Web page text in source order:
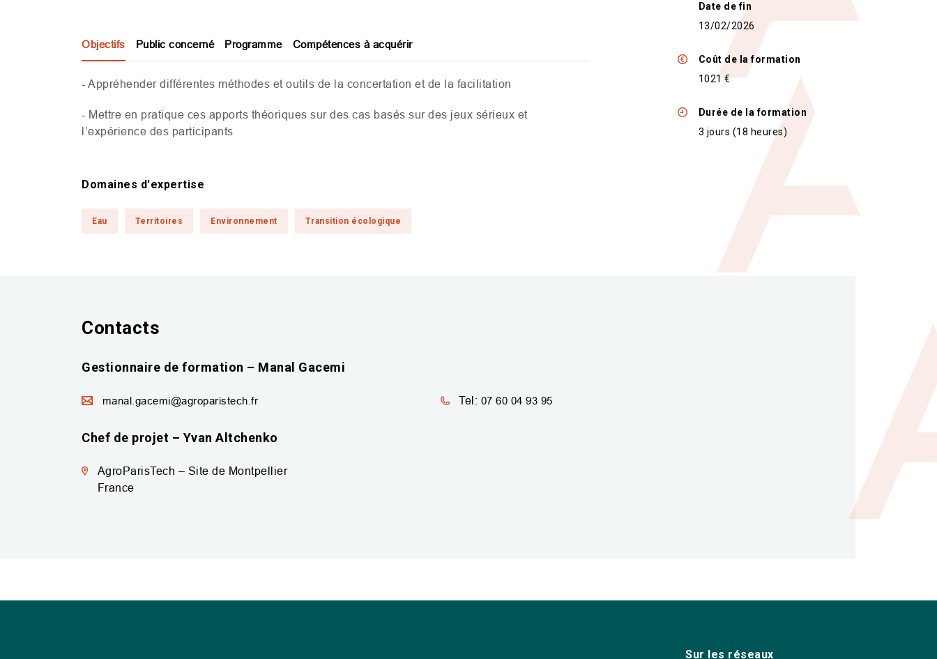
Objectifs Public concerné Programme Compétences à acquérir
- Appréhender différentes méthodes et outils de la concertation et de la facilitation
- Mettre en pratique ces apports théoriques sur des cas basés sur des jeux sérieux et
l’expérience des participants
Domaines d'expertise
Eau Territoires Environnement Transition écologique
Date de fin
13/02/2026
Coût de la formation
1021 €
Durée de la formation
3 jours (18 heures)
Contacts
Gestionnaire de formation – Manal Gacemi
manal.gacemi@agroparistech.fr Tel: 07 60 04 93 95
Chef de projet – Yvan Altchenko
AgroParisTech – Site de Montpellier
France
Sur les réseaux